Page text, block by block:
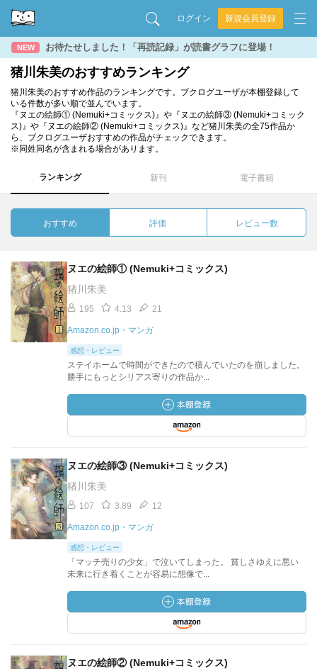
ログイン 新規会員登録
NEW お待たせしました！「再読記録」が読書グラフに登場！
猪川朱美のおすすめランキング
猪川朱美のおすすめ作品のランキングです。ブクログユーザが本棚登録して
いる件数が多い順で並んでいます。
『ヌエの絵師① (Nemuki+コミックス)』や『ヌエの絵師③ (Nemuki+コミック
ス)』や『ヌエの絵師② (Nemuki+コミックス)』など猪川朱美の全75作品か
ら、ブクログユーザおすすめの作品がチェックできます。
※同姓同名が含まれる場合があります。
ランキング 新刊 電子書籍
おすすめ 評価 レビュー数
ヌエの絵師① (Nemuki+コミックス)
猪川朱美
195 4.13 21
Amazon.co.jp・マンガ
感想・レビュー
ステイホームで時間ができたので積んでいたのを崩しました。
勝手にもっとシリアス寄りの作品か...
ヌエの絵師③ (Nemuki+コミックス)
猪川朱美
107 3.89 12
Amazon.co.jp・マンガ
感想・レビュー
「マッチ売りの少女」で泣いてしまった。 貧しさゆえに悪い
未来に行き着くことが容易に想像で...
ヌエの絵師② (Nemuki+コミックス)